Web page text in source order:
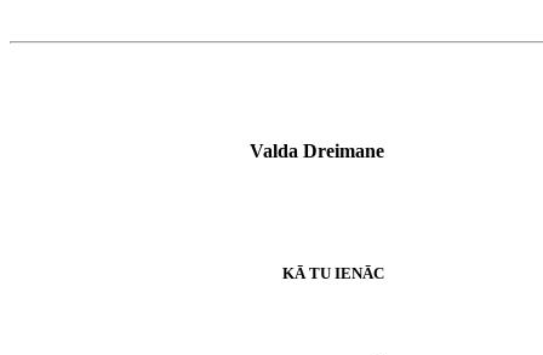
Valda Dreimane
KĀ TU IENĀC